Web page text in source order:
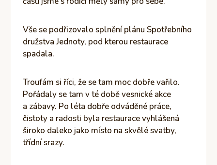
Vše se podřizovalo splnění plánu Spotřebního
družstva Jednoty, pod kterou restaurace
spadala.
Troufám si říci, že se tam moc dobře vařilo.
Pořádaly se tam v té době vesnické akce
a zábavy. Po léta dobře odváděné práce,
čistoty a radosti byla restaurace vyhlášená
široko daleko jako místo na skvělé svatby,
třídní srazy.